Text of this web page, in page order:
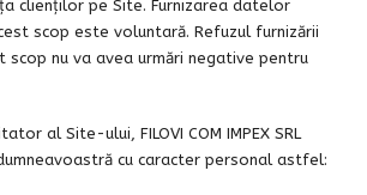
clienților pe Site. Furnizarea datelor
scop este voluntară. Refuzul furnizării
nu va avea urmări negative pentru
al Site-ului, FILOVI COM IMPEX SRL
cu caracter personal astfel: